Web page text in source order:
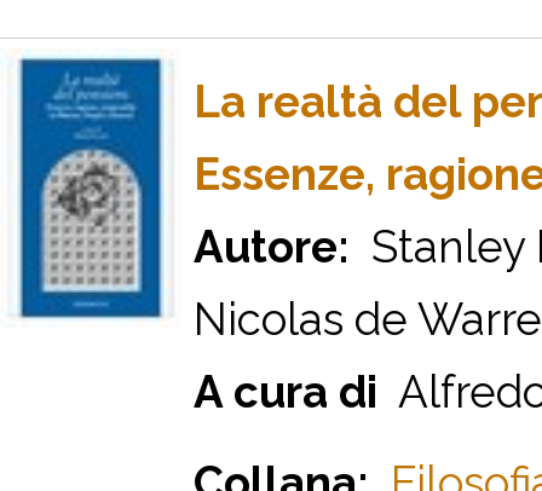
La realtà del
Essenze,
Autore: Stanley
Nicolas de
A cura di